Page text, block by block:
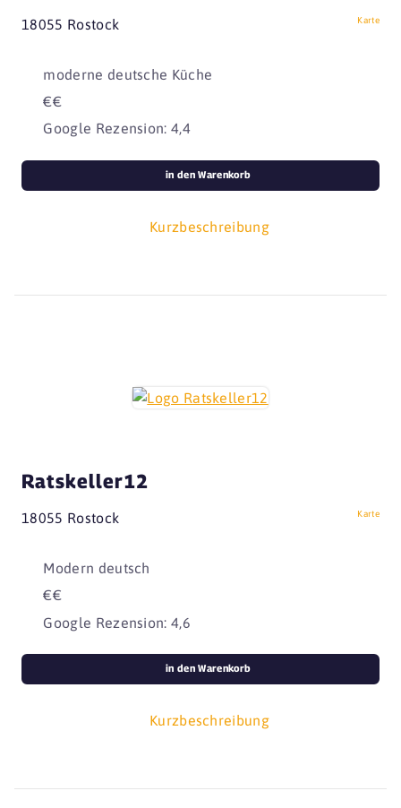
18055 Rostock Karte
moderne deutsche Küche
€€
Google Rezension: 4,4
Kurzbeschreibung
in den Warenkorb
Ratskeller12
18055 Rostock Karte
Modern deutsch
€€
Google Rezension: 4,6
Kurzbeschreibung
in den Warenkorb